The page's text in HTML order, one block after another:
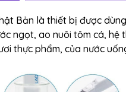
Bản là thiết bị được
ngọt, ao nuôi tôm cá,
thực phẩm, của nước